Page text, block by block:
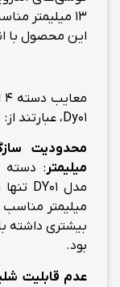
13 میلیمتر
این محصول با
Dy01، عبارتند از:
میلیمتر
میلیمتر
بیشتری داشته
بود.
عدم قابلیت